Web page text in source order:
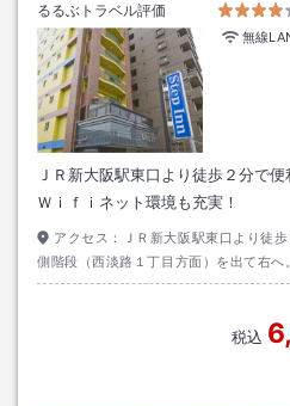
るるぶトラベル評価
無線
ＪＲ新大阪駅東口より徒歩２分で
Ｗｉｆｉネット環境も充実！
アクセス：
ＪＲ新大阪駅東口より徒
側階段（西淡路１丁目方面）を出て右
右折してすぐ。かわいい黄色の建物が目
税込